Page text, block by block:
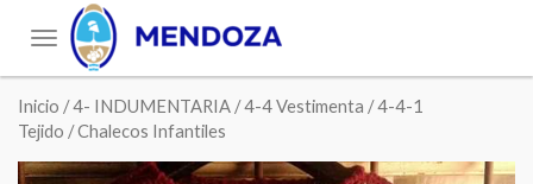
Toggle
navigation
Inicio /4- INDUMENTARIA /4-4 Vestimenta /4-4-1
Tejido / Chalecos Infantiles